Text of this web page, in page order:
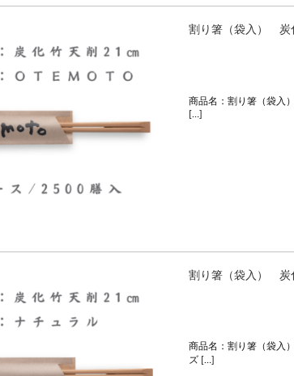
割り箸（袋入）
商品名：割り箸（袋入
[…]
割り箸（袋入）
商品名：割り箸（袋入
ズ […]